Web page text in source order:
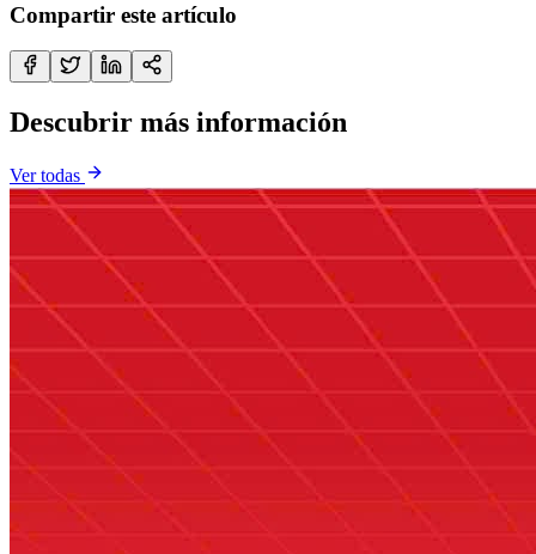
Compartir este artículo
Descubrir más información
Ver todas